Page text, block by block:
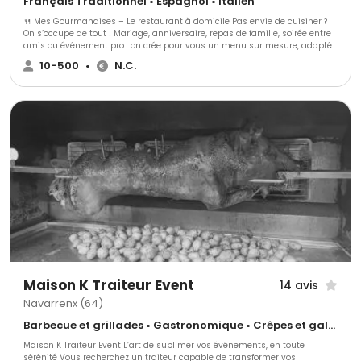
🍴 Mes Gourmandises – Le restaurant à domicile Pas envie de cuisiner ?
On s’occupe de tout ! Mariage, anniversaire, repas de famille, soirée entre
amis ou événement pro : on crée pour vous un menu sur mesure, adapté
à vos goûts et à votre budget. 👉 Buffets, cocktails dînatoires, plateaux-
repas, menus servis à table… 👉 Cuisine française & saveurs du monde 🌍
10-500 • N.C.
Maison K Traiteur Event 14 avis
Navarrenx (64)
Barbecue et grillades • Gastronomique • Crêpes et galettes
Maison K Traiteur Event L’art de sublimer vos événements, en toute
sérénité Vous recherchez un traiteur capable de transformer vos